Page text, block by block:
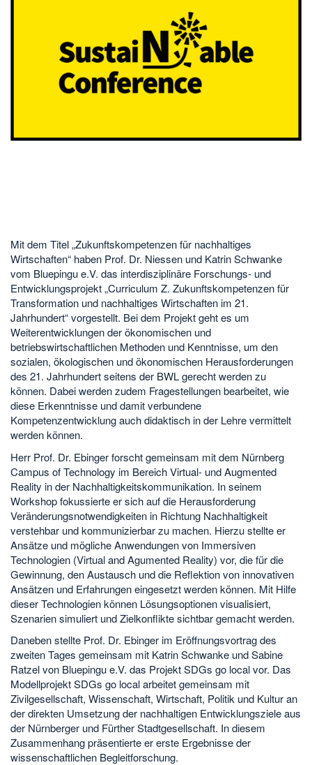
Mit dem Titel „Zukunftskompetenzen für nachhaltiges
Wirtschaften“ haben Prof. Dr. Niessen und Katrin Schwanke
vom Bluepingu e.V. das interdisziplinäre Forschungs- und
Entwicklungsprojekt „Curriculum Z. Zukunftskompetenzen für
Transformation und nachhaltiges Wirtschaften im 21.
Jahrhundert“ vorgestellt. Bei dem Projekt geht es um
Weiterentwicklungen der ökonomischen und
betriebswirtschaftlichen Methoden und Kenntnisse, um den
sozialen, ökologischen und ökonomischen Herausforderungen
des 21. Jahrhundert seitens der BWL gerecht werden zu
können. Dabei werden zudem Fragestellungen bearbeitet, wie
diese Erkenntnisse und damit verbundene
Kompetenzentwicklung auch didaktisch in der Lehre vermittelt
werden können.
Herr Prof. Dr. Ebinger forscht gemeinsam mit dem Nürnberg
Campus of Technology im Bereich Virtual- und Augmented
Reality in der Nachhaltigkeitskommunikation. In seinem
Workshop fokussierte er sich auf die Herausforderung
Veränderungsnotwendigkeiten in Richtung Nachhaltigkeit
verstehbar und kommunizierbar zu machen. Hierzu stellte er
Ansätze und mögliche Anwendungen von Immersiven
Technologien (Virtual and Agumented Reality) vor, die für die
Gewinnung, den Austausch und die Reflektion von innovativen
Ansätzen und Erfahrungen eingesetzt werden können. Mit Hilfe
dieser Technologien können Lösungsoptionen visualisiert,
Szenarien simuliert und Zielkonflikte sichtbar gemacht werden.
Daneben stellte Prof. Dr. Ebinger im Eröffnungsvortrag des
zweiten Tages gemeinsam mit Katrin Schwanke und Sabine
Ratzel von Bluepingu e.V. das Projekt SDGs go local vor. Das
Modellprojekt SDGs go local arbeitet gemeinsam mit
Zivilgesellschaft, Wissenschaft, Wirtschaft, Politik und Kultur an
der direkten Umsetzung der nachhaltigen Entwicklungsziele aus
der Nürnberger und Fürther Stadtgesellschaft. In diesem
Zusammenhang präsentierte er erste Ergebnisse der
wissenschaftlichen Begleitforschung.